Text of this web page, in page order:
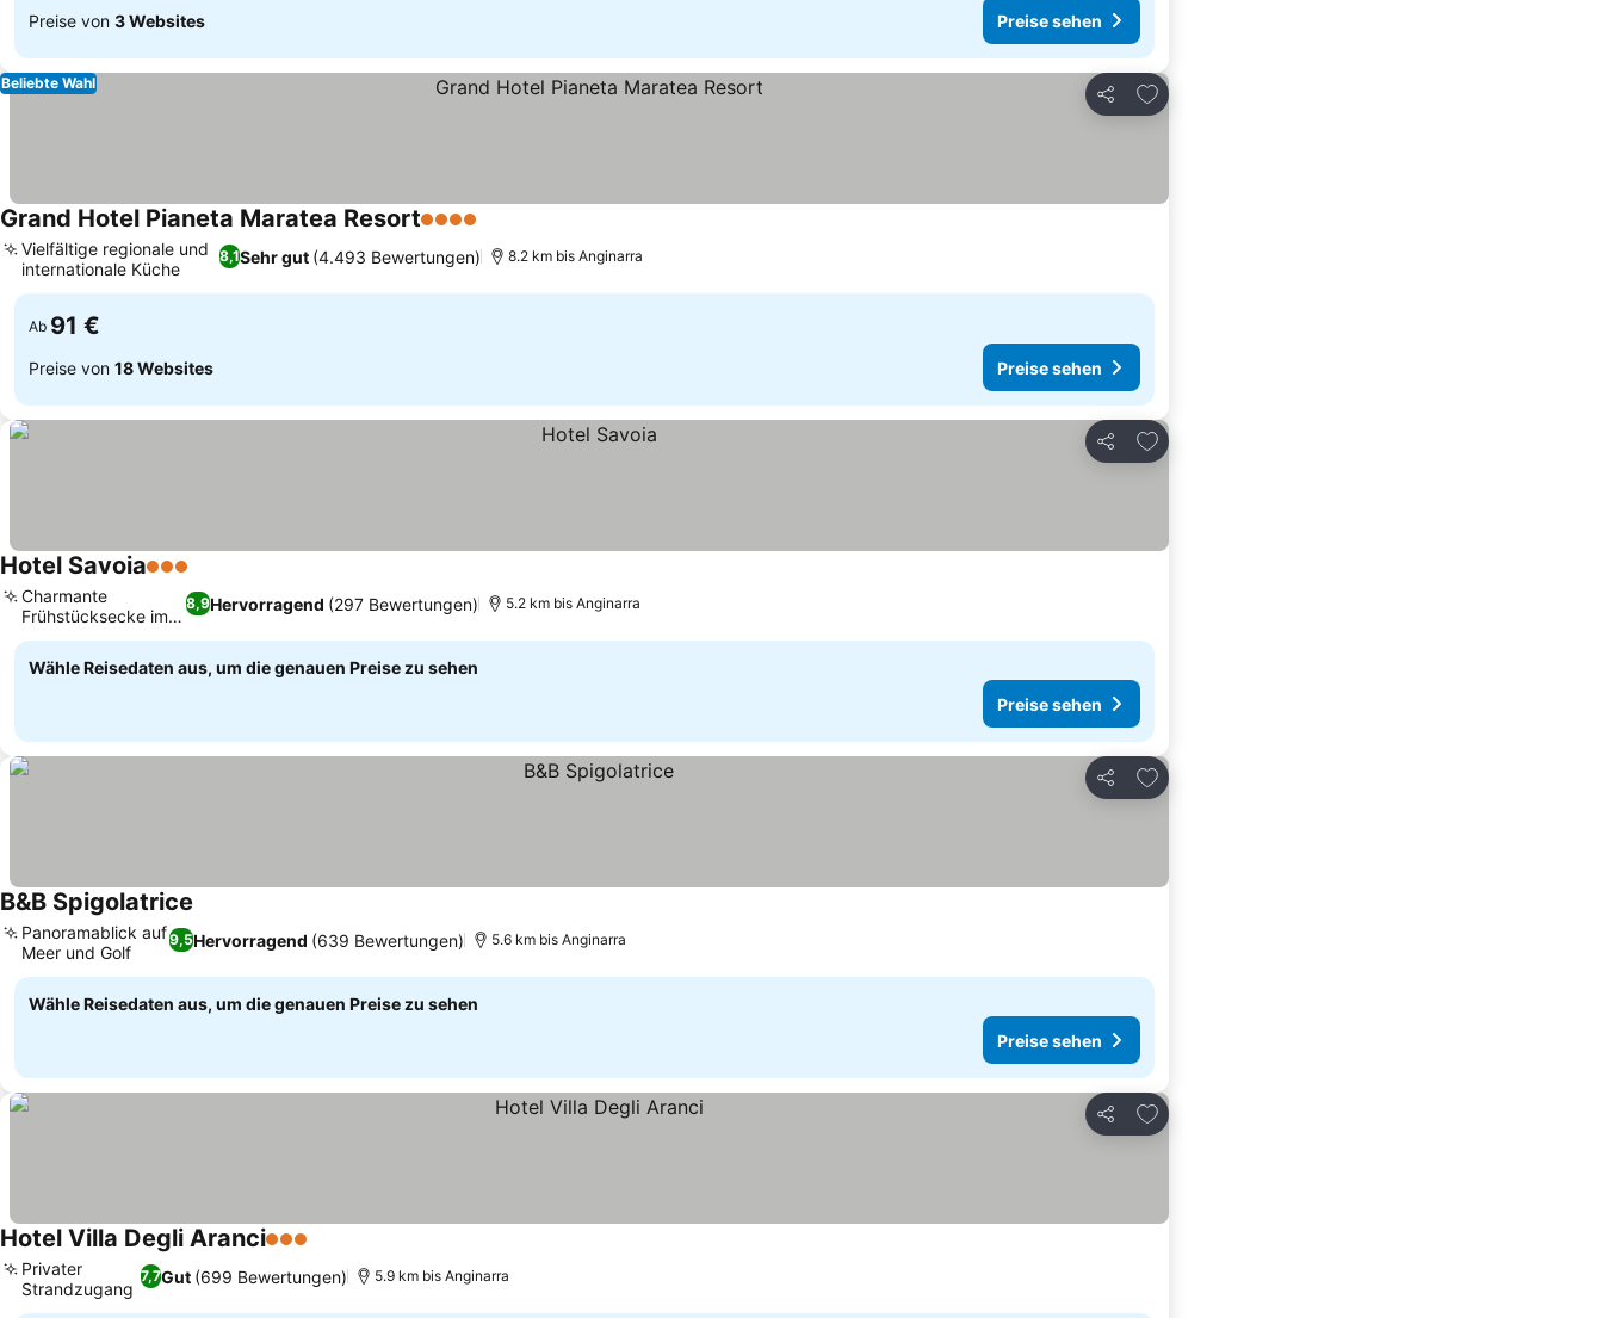
Preise von 3 Websites Preise sehen
Teilen
Zu Favoriten hinzufügen
Beliebte Wahl
Grand Hotel Pianeta Maratea Resort4 Sterne
8,1Sehr gut (4.493 Bewertungen)
Vielfältige regionale und
internationale Küche
8.2 km bis Anginarra
Ab 91 €
Preise von 18 Websites Preise sehen
Teilen
Zu Favoriten hinzufügen
Hotel Savoia3 Sterne
8,9Hervorragend (297 Bewertungen)
Charmante
Frühstücksecke im
Garten
5.2 km bis Anginarra
Wähle Reisedaten aus, um die genauen Preise zu sehen
Preise sehen
Teilen
Zu Favoriten hinzufügen
B&B Spigolatrice
9,5Hervorragend (639 Bewertungen)
Panoramablick auf
Meer und Golf
5.6 km bis Anginarra
Wähle Reisedaten aus, um die genauen Preise zu sehen
Preise sehen
Teilen
Zu Favoriten hinzufügen
Hotel Villa Degli Aranci3 Sterne
7,7Gut (699 Bewertungen)
Privater
Strandzugang
5.9 km bis Anginarra